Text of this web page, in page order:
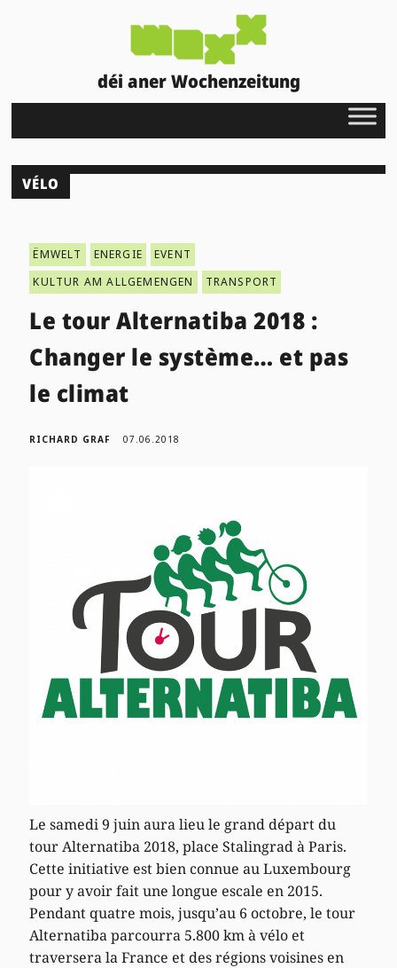
déi aner Wochenzeitung
VÉLO
ËMWELT ENERGIE
EVENT
KULTUR AM ALLGEMENGEN
TRANSPORT
Le tour Alternatiba 2018 :
Changer le système… et pas
le climat
RICHARD GRAF 07.06.2018
Le samedi 9 juin aura lieu le grand départ du
tour Alternatiba 2018, place Stalingrad à Paris.
Cette initiative est bien connue au Luxembourg
pour y avoir fait une longue escale en 2015.
Pendant quatre mois, jusqu’au 6 octobre, le tour
Alternatiba parcourra 5.800 km à vélo et
traversera la France et des régions voisines en